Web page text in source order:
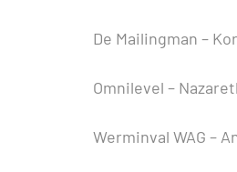
De Mailingman –
Omnilevel –
Werminval WAG –